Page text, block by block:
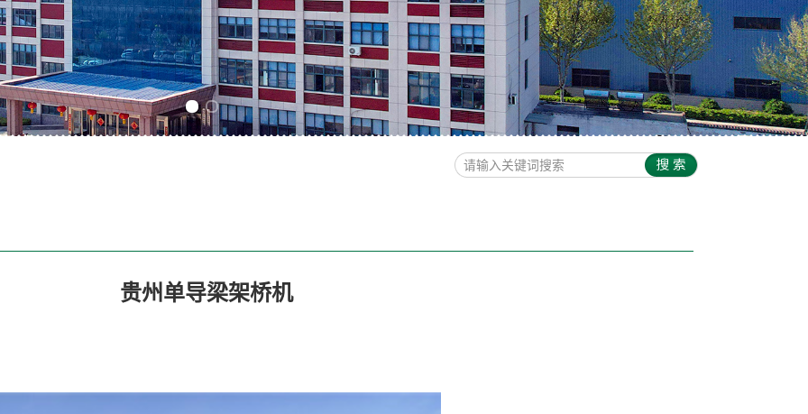
贵州单导梁架桥机